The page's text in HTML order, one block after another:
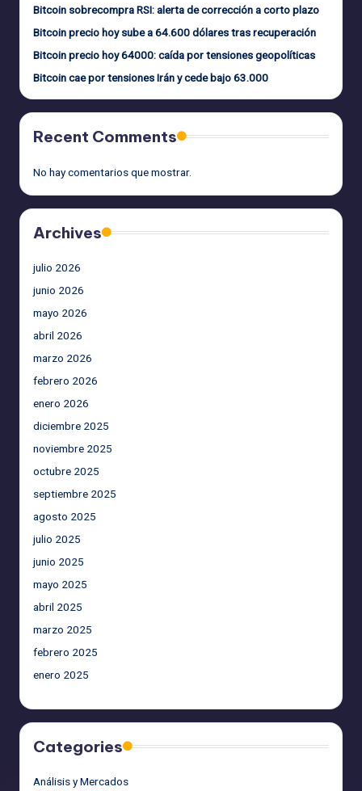
Bitcoin sobrecompra RSI: alerta de corrección a corto plazo
Bitcoin precio hoy sube a 64.600 dólares tras recuperación
Bitcoin precio hoy 64000: caída por tensiones geopolíticas
Bitcoin cae por tensiones Irán y cede bajo 63.000
Recent Comments
No hay comentarios que mostrar.
Archives
julio 2026
junio 2026
mayo 2026
abril 2026
marzo 2026
febrero 2026
enero 2026
diciembre 2025
noviembre 2025
octubre 2025
septiembre 2025
agosto 2025
julio 2025
junio 2025
mayo 2025
abril 2025
marzo 2025
febrero 2025
enero 2025
Categories
Análisis y Mercados